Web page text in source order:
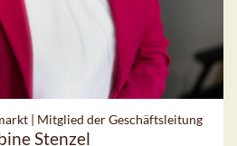
| Mitglied der Geschäftsleitung
Stenzel